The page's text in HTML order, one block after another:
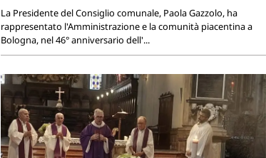
La Presidente del Consiglio comunale, Paola Gazzolo, ha
rappresentato l'Amministrazione e la comunità piacentina a
Bologna, nel 46° anniversario dell'...